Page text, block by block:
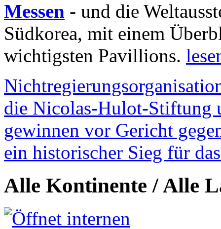
Messen - und die
Südkorea, mit einem
wichtigsten Pavillions.
die Nicolas-Hulot-Stiftung
gewinnen vor Gericht
ein historischer Sieg für
Alle Kontinente / Alle